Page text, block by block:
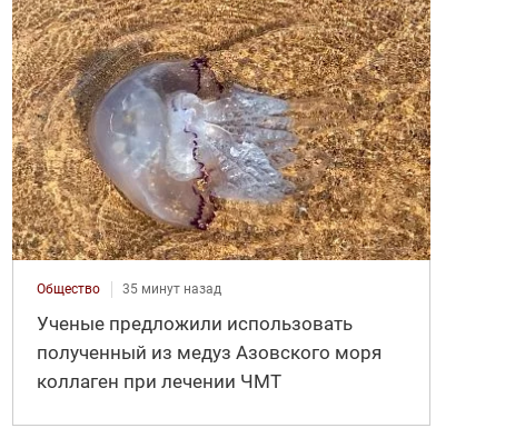
Общество 35 минут назад
Ученые предложили использовать
полученный из медуз Азовского моря
коллаген при лечении ЧМТ